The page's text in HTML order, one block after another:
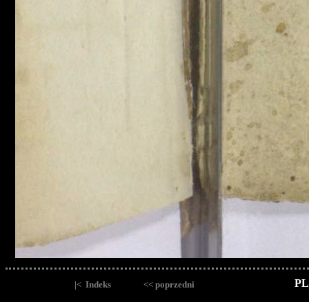
|< Indeks << poprzedni